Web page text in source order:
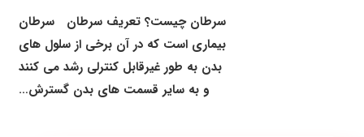
سرطان چیست؟ تعریف سرطان سرطان
بیماری است که در آن برخی از سلول های
بدن به طور غیرقابل کنترلی رشد می کنند
و به سایر قسمت های بدن گسترش…